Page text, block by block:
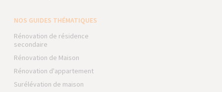
NOS GUIDES THÉMATIQUES
Rénovation de résidence
secondaire
Rénovation de Maison
Rénovation d'appartement
Surélévation de maison